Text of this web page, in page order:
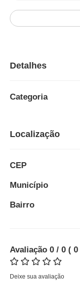
Detalhes
Categoria
Localização
CEP
Município
Bairro
Avaliação 0 / 0 ( 0
Deixe sua avaliação